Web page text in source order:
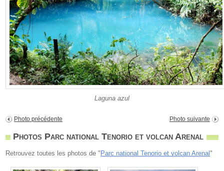
Laguna azul
Photo précédente Photo suivante
Photos Parc national Tenorio et volcan Arenal
Retrouvez toutes les photos de " Parc national Tenorio et volcan Arenal"